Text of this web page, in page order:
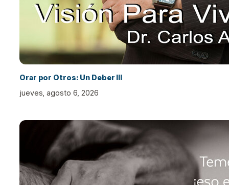
Orar por Otros: Un Deber III
jueves, agosto 6, 2026